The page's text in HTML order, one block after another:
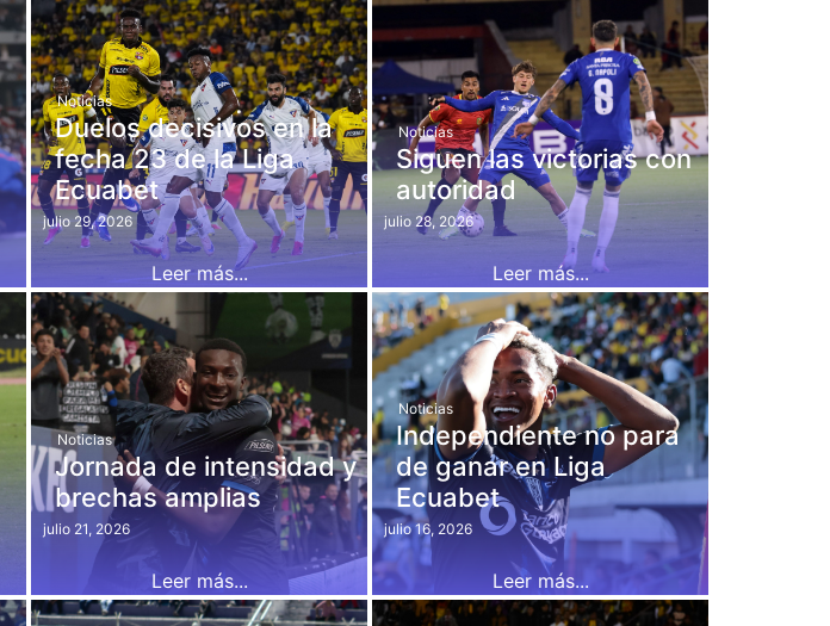
Noticias
Duelos decisivos en la
fecha 23 de la Liga
Ecuabet
julio 29, 2026
Leer más...
Noticias
Siguen las victorias con
autoridad
julio 28, 2026
Leer más...
Noticias
Jornada de intensidad y
brechas amplias
julio 21, 2026
Leer más...
Noticias
Independiente no para
de ganar en Liga
Ecuabet
julio 16, 2026
Leer más...